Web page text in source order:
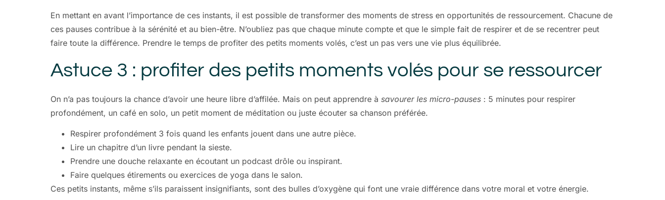
En mettant en avant l’importance de ces instants, il est possible de transformer des moments de stress en opportunités de ressourcement. Chacune de
ces pauses contribue à la sérénité et au bien-être. N’oubliez pas que chaque minute compte et que le simple fait de respirer et de se recentrer peut
faire toute la différence. Prendre le temps de profiter des petits moments volés, c’est un pas vers une vie plus équilibrée.
Astuce 3 : profiter des petits moments volés pour se ressourcer
On n’a pas toujours la chance d’avoir une heure libre d’affilée. Mais on peut apprendre à savourer les micro-pauses : 5 minutes pour respirer
profondément, un café en solo, un petit moment de méditation ou juste écouter sa chanson préférée.
Respirer profondément 3 fois quand les enfants jouent dans une autre pièce.
Lire un chapitre d’un livre pendant la sieste.
Prendre une douche relaxante en écoutant un podcast drôle ou inspirant.
Faire quelques étirements ou exercices de yoga dans le salon.
Ces petits instants, même s’ils paraissent insignifiants, sont des bulles d’oxygène qui font une vraie différence dans votre moral et votre énergie.